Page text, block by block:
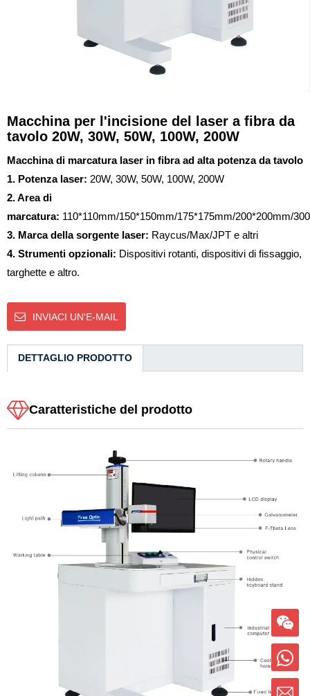
Macchina per l'incisione del laser a fibra da
tavolo 20W, 30W, 50W, 100W, 200W
Macchina di marcatura laser in fibra ad alta potenza da tavolo
1. Potenza laser: 20W, 30W, 50W, 100W, 200W
2. Area di
marcatura: 110*110mm/150*150mm/175*175mm/200*200mm/
3. Marca della sorgente laser: Raycus/Max/JPT e altri
4. Strumenti opzionali: Dispositivi rotanti, dispositivi di fissaggio,
targhette e altro.
INVIACI UN'E-MAIL
DETTAGLIO PRODOTTO
Caratteristiche del prodotto